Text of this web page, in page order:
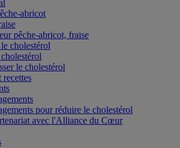
abricot
pêche-abricot, fraise
cholestérol
le cholestérol
recettes
pour réduire le cholestérol
avec l'Alliance du Cœur